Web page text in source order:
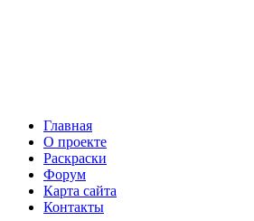
Главная
О проекте
Раскраски
Форум
Карта сайта
Контакты